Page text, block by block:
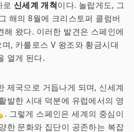
로 신세계 개척이다. 놀랍게도, 그
해의 8월에 크리스토퍼 콜럼버
해 왔다. 이러한 발견은 스페인에
, 카를로스 V 왕조와 황금시대
열게 된다.
제국으로 거듭나게 되며, 신세계
발한 시대 덕분에 유럽에서의 영
그렇게 스페인은 세계의 중심이
한 문화와 집단이 공존하는 복잡